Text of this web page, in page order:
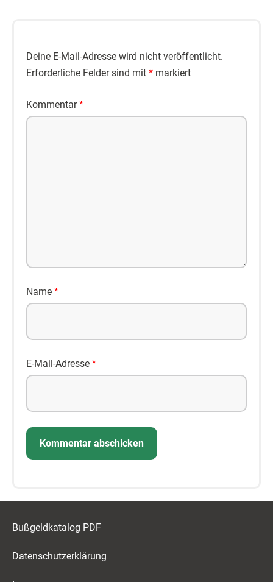
Deine E-Mail-Adresse wird nicht veröffentlicht.
Erforderliche Felder sind mit * markiert
Kommentar*
Name *
E-Mail-Adresse *
Bußgeldkatalog PDF
Datenschutzerklärung